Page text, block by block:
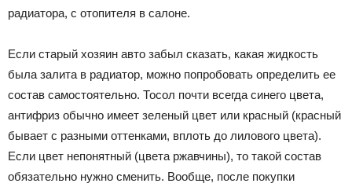
радиатора, с отопителя в салоне.
Если старый хозяин авто забыл сказать, какая жидкость
была залита в радиатор, можно попробовать определить ее
состав самостоятельно. Тосол почти всегда синего цвета,
антифриз обычно имеет зеленый цвет или красный (красный
бывает с разными оттенками, вплоть до лилового цвета).
Если цвет непонятный (цвета ржавчины), то такой состав
обязательно нужно сменить. Вообще, после покупки